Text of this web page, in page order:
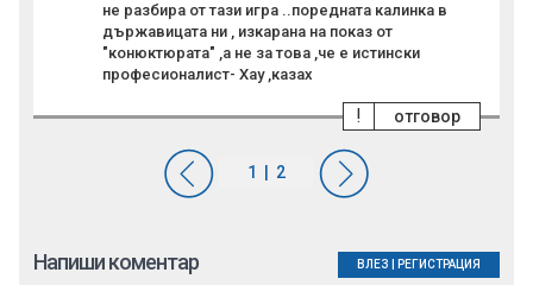
не разбира от тази игра ..поредната калинка в
държавицата ни , изкарана на показ от
"конюктюрата" ,а не за това ,че е истински
професионалист- Хау ,казах
отговор
!
Напиши коментар ВЛЕЗ РЕГИСТРАЦИЯ